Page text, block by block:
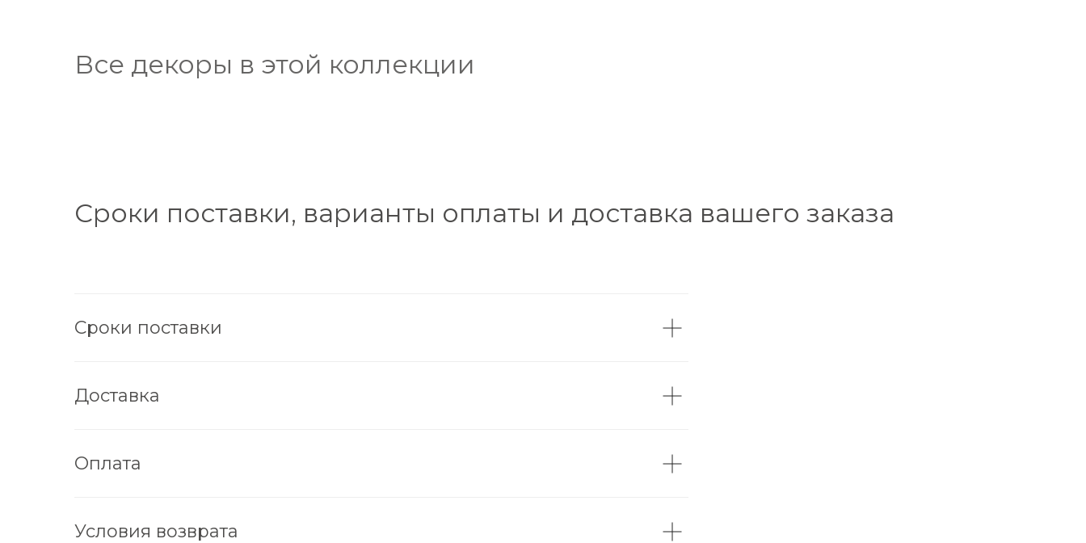
Все декоры в этой коллекции
Сроки поставки, варианты оплаты и доставка вашего заказа
Сроки поставки
Доставка
Оплата
Условия возврата